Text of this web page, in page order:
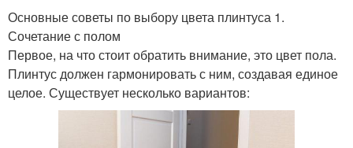
Основные советы по выбору цвета плинтуса 1.
Сочетание с полом
Первое, на что стоит обратить внимание, это цвет пола.
Плинтус должен гармонировать с ним, создавая единое
целое. Существует несколько вариантов: